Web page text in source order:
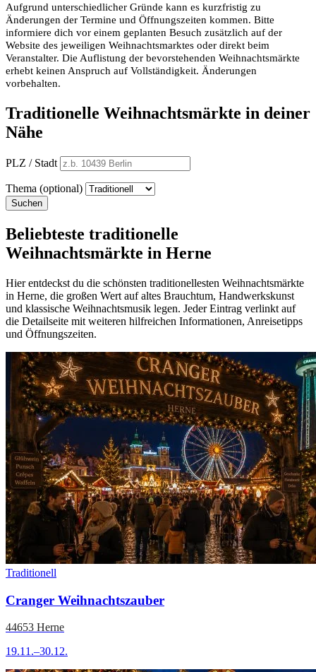
Aufgrund unterschiedlicher Gründe kann es kurzfristig zu
Änderungen der Termine und Öffnungszeiten kommen. Bitte
informiere dich vor einem geplanten Besuch zusätzlich auf der
Website des jeweiligen Weihnachtsmarktes oder direkt beim
Veranstalter. Die Auflistung der bevorstehenden Weihnachtsmärkte
erhebt keinen Anspruch auf Vollständigkeit. Änderungen
vorbehalten.
Traditionelle Weihnachtsmärkte in deiner
Nähe
PLZ / Stadt
Thema (optional)
Suchen
Beliebteste traditionelle
Weihnachtsmärkte in Herne
Hier entdeckst du die schönsten traditionellesten Weihnachtsmärkte
in Herne, die großen Wert auf altes Brauchtum, Handwerkskunst
und klassische Weihnachtsmusik legen. Jeder Eintrag verlinkt auf
die Detailseite mit weiteren hilfreichen Informationen, Anreisetipps
und Öffnungszeiten.
Traditionell
Cranger Weihnachtszauber
44653 Herne
19.11.–30.12.